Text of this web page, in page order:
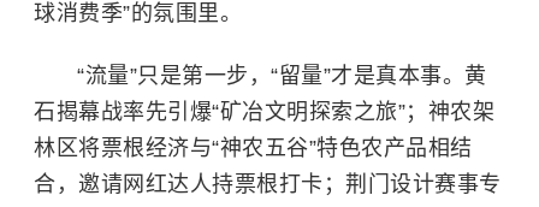
球消费季”的氛围里。
“流量”只是第一步，“留量”才是真本事。黄
石揭幕战率先引爆“矿冶文明探索之旅”；神农架
林区将票根经济与“神农五谷”特色农产品相结
合，邀请网红达人持票根打卡；荆门设计赛事专